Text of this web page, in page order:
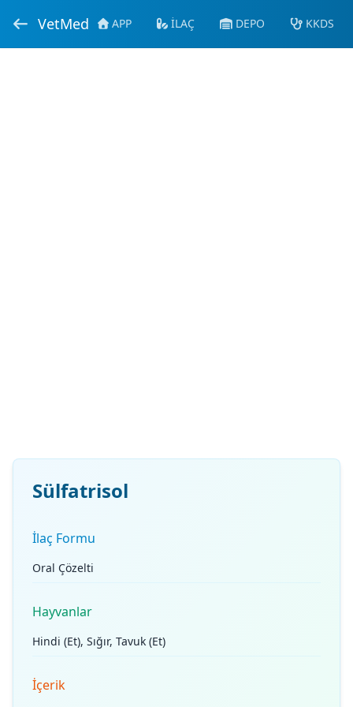
VetMed APP İLAÇ DEPO KKDS
Sülfatrisol
İlaç Formu
Oral Çözelti
Hayvanlar
Hindi (Et), Sığır, Tavuk (Et)
İçerik